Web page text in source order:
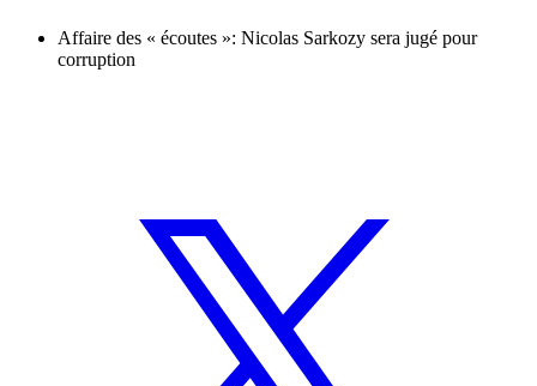
Affaire des « écoutes »: Nicolas Sarkozy sera jugé pour
corruption